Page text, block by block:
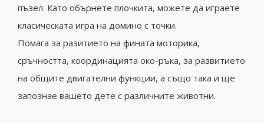
пъзел. Като обърнете плочкита, можете да играете
класическата игра на домино с точки.
Помага за разитието на фината моторика,
сръчността, координацията око-ръка, за развитието
на общите двигателни функции, а също така и ще
запознае вашето дете с различните животни.